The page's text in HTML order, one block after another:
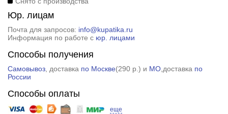
Юр. лицам
Почта для запросов: info@kupatika.ru
Информация по работе с юр. лицами
Способы получения
Самовывоз, доставка по Москве(290 р. ) и МО,доставка по
России
Способы оплаты
еще